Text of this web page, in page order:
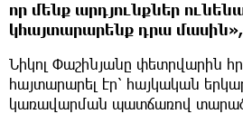
որ մենք արդյունքներ
կհայտարարենք դրա մասին»,
Նիկոլ Փաշինյանը փետրվարին
հայտարարել էր՝ հայկական
կառավարման պատճառով